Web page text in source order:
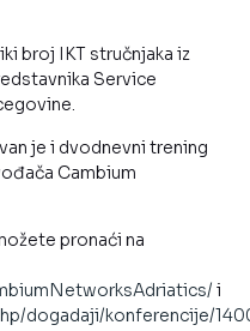
broj IKT stručnjaka iz
Service
je i dvodnevni trening
Cambium
pronaći na
i
dogadaji/konferencije/